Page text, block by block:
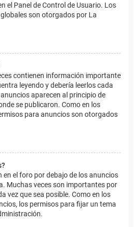
el Panel de Control de Usuario. Los
son otorgados por La
contienen información importante
leyendo y debería leerlos cada
aparecen al principio de
se publicaron. Como en los
para anuncios son otorgados
en el foro por debajo de los anuncios
Muchas veces son importantes por
vez que sea posible. Como en los
los permisos para fijar un tema